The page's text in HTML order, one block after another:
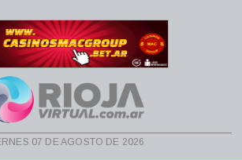
07 de agosto de 2026